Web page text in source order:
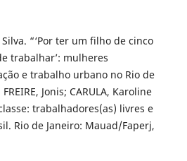
Silva. “‘Por ter um filho de cinco
trabalhar’: mulheres
e trabalho urbano no Rio de
Jonis; CARULA, Karoline
trabalhadores(as) livres e
Rio de Janeiro: Mauad/Faperj,